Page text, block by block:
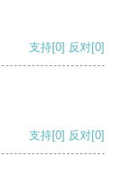
支持[0] 反对[0]
支持[0] 反对[0]